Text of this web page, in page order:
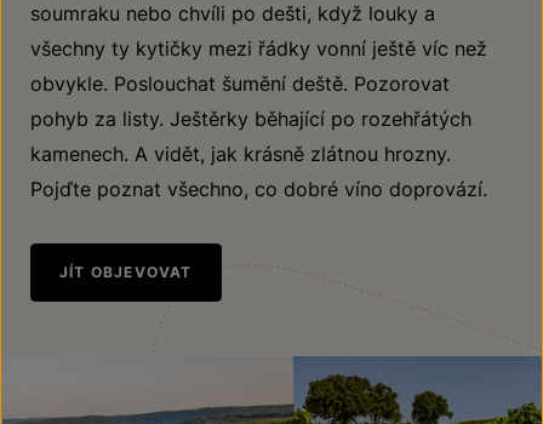
soumraku nebo chvíli po dešti, když louky a
všechny ty kytičky mezi řádky vonní ještě víc než
obvykle. Poslouchat šumění deště. Pozorovat
pohyb za listy. Ještěrky běhající po rozehřátých
kamenech. A vidět, jak krásně zlátnou hrozny.
Pojďte poznat všechno, co dobré víno doprovází.
JÍT OBJEVOVAT